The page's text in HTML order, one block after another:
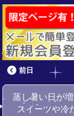
前日
蒸し暑い日が
スイーツや冷